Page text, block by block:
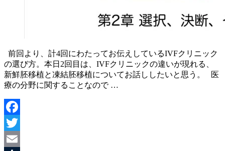
前回より、計4回にわたってお伝えしているIVFクリニック
の選び方。本日2回目は、IVFクリニックの違いが現れる、
新鮮胚移植と凍結胚移植についてお話ししたいと思う。 医
療の分野に関することなので …
Facebook
Twitter